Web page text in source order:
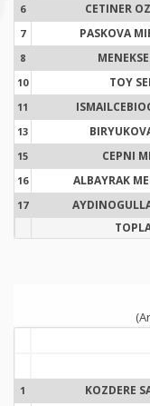
6 CETINER
7 PASKOVA
8
10 TOY
11
13
15 CEPNI
16 ALBAYRAK
17
1 KOZDERE